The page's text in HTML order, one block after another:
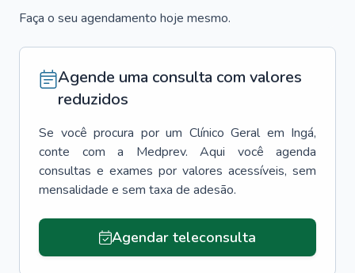
Faça o seu agendamento hoje mesmo.
Agende uma consulta com valores
reduzidos
Se você procura por um Clínico Geral em Ingá,
conte com a Medprev. Aqui você agenda
consultas e exames por valores acessíveis, sem
mensalidade e sem taxa de adesão.
Agendar teleconsulta